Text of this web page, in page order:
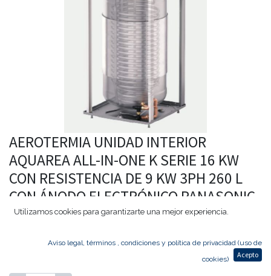
AEROTERMIA UNIDAD INTERIOR
AQUAREA ALL-IN-ONE K SERIE 16 KW
CON RESISTENCIA DE 9 KW 3PH 260 L
CON ÁNODO ELECTRÓNICO PANASONIC
WH-ADC16K9E8AN3
Utilizamos cookies para garantizarte una mejor experiencia.
Aviso legal, términos , condiciones y política de privacidad (uso de
cookies)
Acepto